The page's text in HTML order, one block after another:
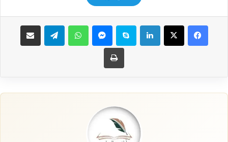
فيسبوك‫X لينكدإن سكايب ماسنجر واتساب تيلقرام مشاركة عبر البريد
طباعة